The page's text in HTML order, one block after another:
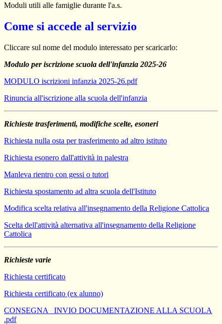
Moduli utili alle famiglie durante l'a.s.
Come si accede al servizio
Cliccare sul nome del modulo interessato per scaricarlo:
Modulo per iscrizione scuola dell'infanzia 2025-26
MODULO iscrizioni infanzia 2025-26.pdf
Rinuncia all'iscrizione alla scuola dell'infanzia
Richieste trasferimenti, modifiche scelte, esoneri
Richiesta nulla osta per trasferimento ad altro istituto
Richiesta esonero dall'attività in palestra
Manleva rientro con gessi o tutori
Richiesta spostamento ad altra scuola dell'Istituto
Modifica scelta relativa all'insegnamento della Religione Cattolica
Scelta dell'attività alternativa all'insegnamento della Religione
Cattolica
Richieste varie
Richiesta certificato
Richiesta certificato (ex alunno)
CONSEGNA _INVIO DOCUMENTAZIONE ALLA SCUOLA
.pdf